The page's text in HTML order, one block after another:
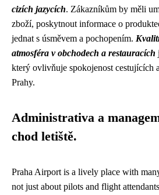
cizích jazycích. Zákazníkům by měli
zboží, poskytnout informace o
jednat s úsměvem a pochopením.
atmosféra v obchodech a restauracích
který ovlivňuje spokojenost cestujících
Prahy.
Administrativa a
chod letiště.
Praha Airport is a lively place with
not just about pilots and flight